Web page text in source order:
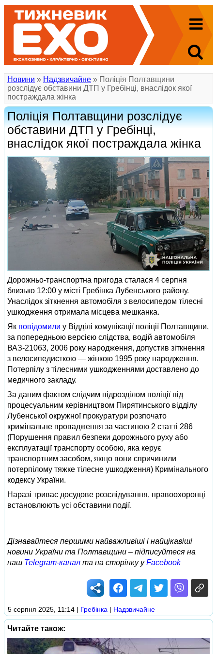
Новини » Надзвичайне » Поліція Полтавщини
розслідує обставини ДТП у Гребінці, внаслідок якої
постраждала жінка
Поліція Полтавщини розслідує
обставини ДТП у Гребінці,
внаслідок якої постраждала жінка
Дорожньо-транспортна пригода сталася 4 серпня
близько 12:00 у місті Гребінка Лубенського району.
Унаслідок зіткнення автомобіля з велосипедом тілесні
ушкодження отримала місцева мешканка.
Як повідомили у Відділі комунікації поліції Полтавщини,
за попередньою версією слідства, водій автомобіля
ВАЗ-21063, 2006 року народження, допустив зіткнення
з велосипедисткою — жінкою 1995 року народження.
Потерпілу з тілесними ушкодженнями доставлено до
медичного закладу.
За даним фактом слідчим підрозділом поліції під
процесуальним керівництвом Пирятинського відділу
Лубенської окружної прокуратури розпочато
кримінальне провадження за частиною 2 статті 286
(Порушення правил безпеки дорожнього руху або
експлуатації транспорту особою, яка керує
транспортним засобом, якщо вони спричинили
потерпілому тяжке тілесне ушкодження) Кримінального
кодексу України.
Наразі триває досудове розслідування, правоохоронці
встановлюють усі обставини події.
Дізнавайтеся першими найважливіші і найцікавіші
новини України та Полтавщини – підписуйтеся на
наш Telegram-канал та на сторінку уFacebook
5 серпня 2025, 11:14 | Гребінка | Надзвичайне
Читайте також: